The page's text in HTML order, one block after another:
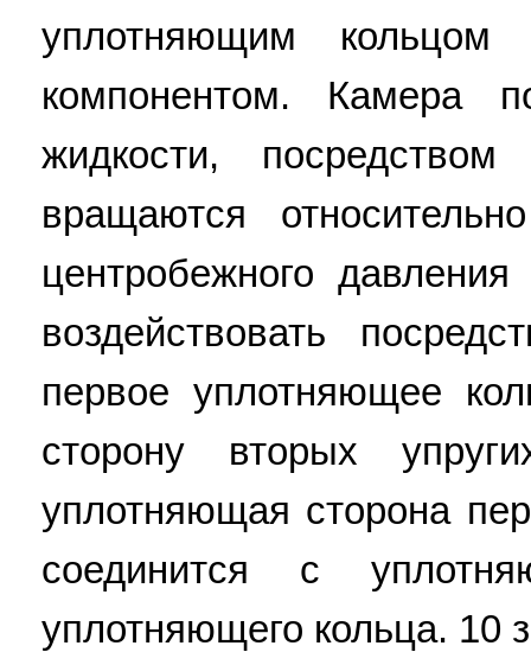
уплотняющим
компонентом. Камера
жидкости,
вращаются
центробежного
воздействовать
первое уплотняющее
сторону вторых
уплотняющая сторона
соединится с
уплотняющего кольца. 10